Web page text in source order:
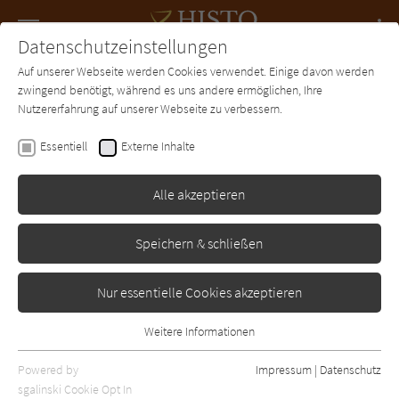
SUCHE Forum Charts Newsletter
Louis L'Amour
Das war der wilde Westen
Erschienen: Januar 2019 0
Datenschutzeinstellungen
Auf unserer Webseite werden Cookies verwendet. Einige davon werden
zwingend benötigt, während es uns andere ermöglichen, Ihre
Nutzererfahrung auf unserer Webseite zu verbessern.
Essentiell Externe Inhalte
Alle akzeptieren
Speichern & schließen
Nur essentielle Cookies akzeptieren
Essentielle Cookies werden für grundlegende Funktionen der
Webseite benötigt. Dadurch ist gewährleistet, dass die Webseite
Weitere Informationen
Powered by
sgalinski Cookie Opt In
Impressum | Datenschutz